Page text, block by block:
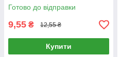
Готово до відправки
9,55 ₴ 12,55 ₴
Купити